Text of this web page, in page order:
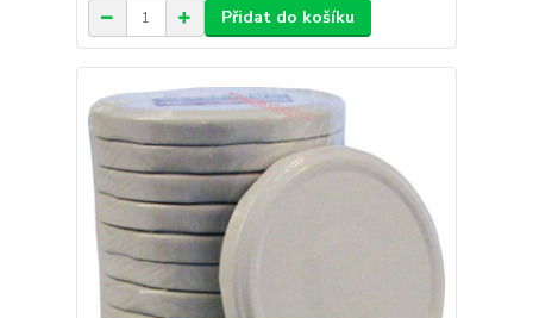
Přidat do košíku